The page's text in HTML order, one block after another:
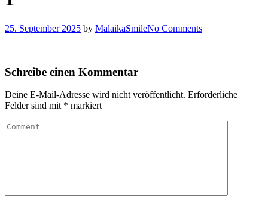
25. September 2025 by MalaikaSmileNo Comments
Schreibe einen Kommentar
Deine E-Mail-Adresse wird nicht veröffentlicht. Erforderliche
Felder sind mit * markiert